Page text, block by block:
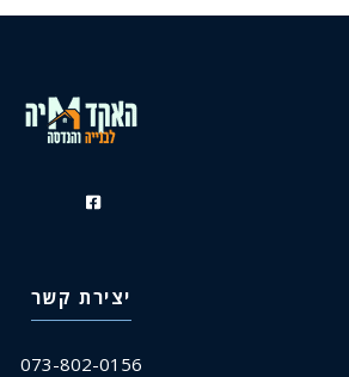
יצירת קשר
073-802-0156